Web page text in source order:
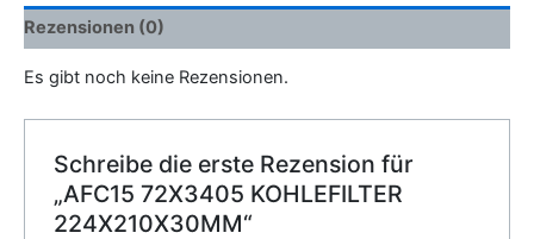
Rezensionen (0)
Es gibt noch keine Rezensionen.
Schreibe die erste Rezension für
„AFC15 72X3405 KOHLEFILTER
224X210X30MM“